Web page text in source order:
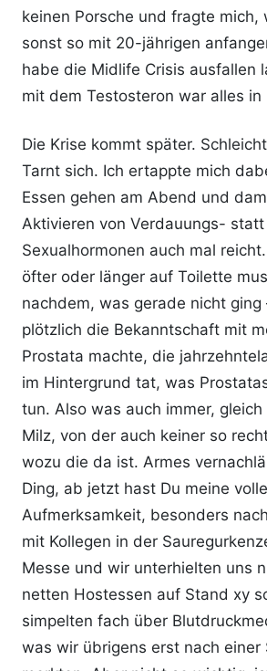
keinen Porsche und fragte mich,
sonst so mit 20-jährigen
habe die Midlife Crisis ausfallen
mit dem Testosteron war alles in
Die Krise kommt später.
Tarnt sich. Ich ertappte mich
Essen gehen am Abend und
Aktivieren von Verdauungs- statt
Sexualhormonen auch mal
öfter oder länger auf Toilette
nachdem, was gerade nicht
plötzlich die Bekanntschaft mit
Prostata machte, die
im Hintergrund tat, was
tun. Also was auch immer,
Milz, von der auch keiner so
wozu die da ist. Armes
Ding, ab jetzt hast Du meine volle
Aufmerksamkeit, besonders
mit Kollegen in der
Messe und wir unterhielten uns
netten Hostessen auf Stand xy
simpelten fach über
was wir übrigens erst nach einer